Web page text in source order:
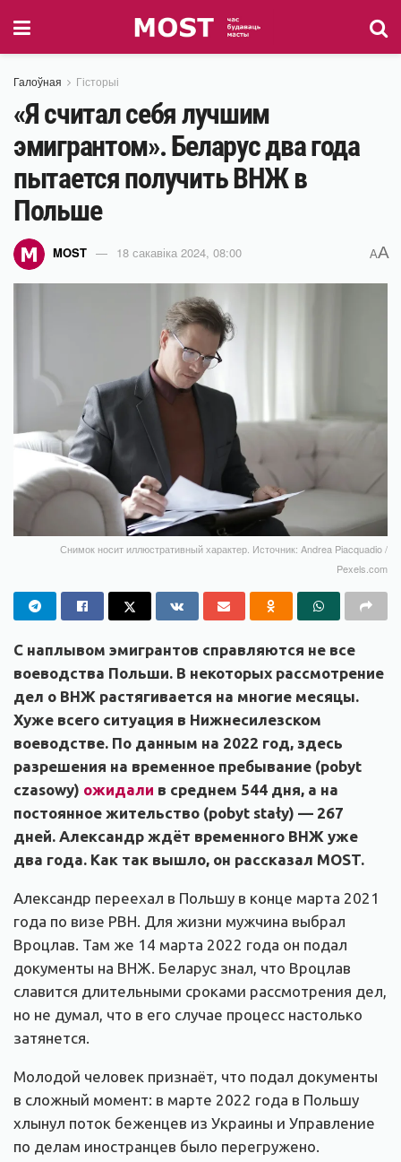
Галоўная Гісторыі
«Я считал себя лучшим
эмигрантом». Беларус два года
пытается получить ВНЖ в
Польше
MOST 18 сакавіка 2024, 08:00 AA
Снимок носит иллюстративный характер. Источник: Andrea Piacquadio /
Pexels.com
С наплывом эмигрантов справляются не все
воеводства Польши. В некоторых рассмотрение
дел о ВНЖ растягивается на многие месяцы.
Хуже всего ситуация в Нижнесилезском
воеводстве. По данным на 2022 год, здесь
разрешения на временное пребывание (pobyt
czasowy) ожидали в среднем 544 дня, а на
постоянное жительство (pobyt stały) — 267
дней. Александр ждёт временного ВНЖ уже
два года. Как так вышло, он рассказал MOST.
Александр переехал в Польшу в конце марта 2021
года по визе PBH. Для жизни мужчина выбрал
Вроцлав. Там же 14 марта 2022 года он подал
документы на ВНЖ. Беларус знал, что Вроцлав
славится длительными сроками рассмотрения дел,
но не думал, что в его случае процесс настолько
затянется.
Молодой человек признаёт, что подал документы
в сложный момент: в марте 2022 года в Польшу
хлынул поток беженцев из Украины и Управление
по делам иностранцев было перегружено.